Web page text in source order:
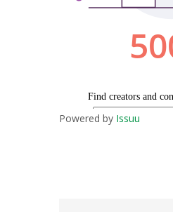
Powered by Issuu